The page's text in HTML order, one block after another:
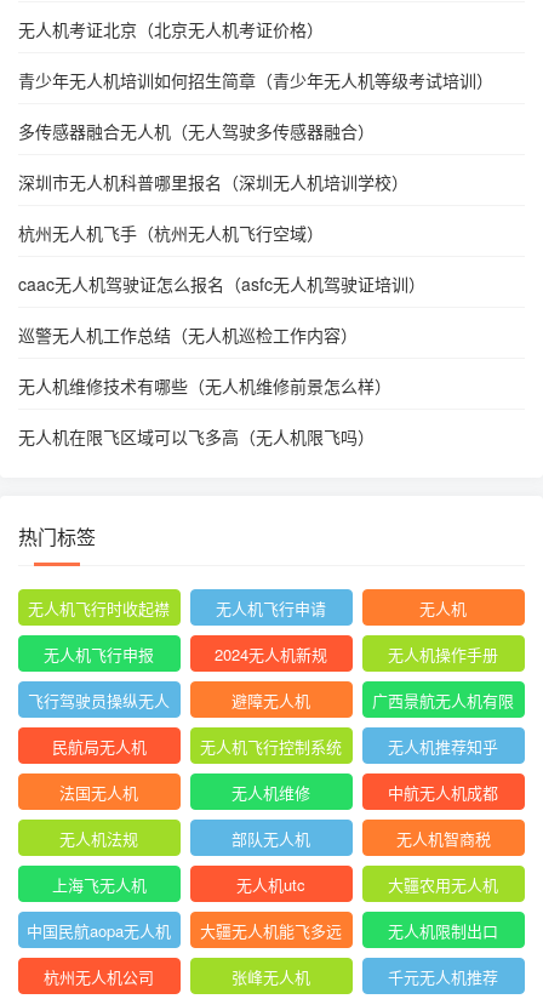
无人机考证北京（北京无人机考证价格）
青少年无人机培训如何招生简章（青少年无人机等级考试培训）
多传感器融合无人机（无人驾驶多传感器融合）
深圳市无人机科普哪里报名（深圳无人机培训学校）
杭州无人机飞手（杭州无人机飞行空域）
caac无人机驾驶证怎么报名（asfc无人机驾驶证培训）
巡警无人机工作总结（无人机巡检工作内容）
无人机维修技术有哪些（无人机维修前景怎么样）
无人机在限飞区域可以飞多高（无人机限飞吗）
热门标签
无人机飞行时收起襟
翼
无人机飞行申请
无人机
无人机飞行申报
2024无人机新规
无人机操作手册
飞行驾驶员操纵无人
机坡度转弯时
避障无人机
广西景航无人机有限
公司官网首页
民航局无人机
无人机飞行控制系统
中的pid控制器
无人机推荐知乎
法国无人机
无人机维修
中航无人机成都
无人机法规
部队无人机
无人机智商税
上海飞无人机
无人机utc
大疆农用无人机
中国民航aopa无人机
驾驶员合格证
大疆无人机能飞多远
无人机限制出口
杭州无人机公司
张峰无人机 千元无人机推荐